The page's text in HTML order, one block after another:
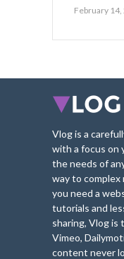
February 14,
Vlog is a
with a focus on
the needs of
way to complex
you need a
tutorials and
sharing, Vlog is
Vimeo,
content never